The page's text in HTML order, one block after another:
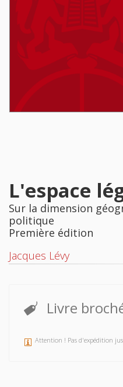
L'espace
Sur la dimension
politique
Première édition
Jacques Lévy
Livre
Attention ! Pas d'expédition